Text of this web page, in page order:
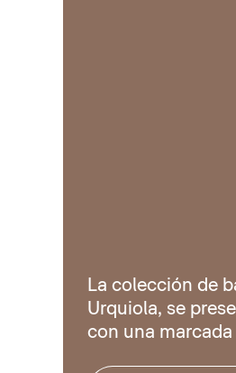
La colección de
Urquiola, se
con una